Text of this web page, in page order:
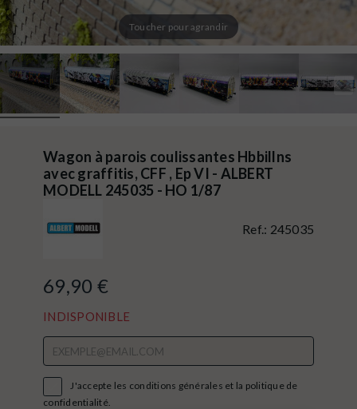
Toucher pour agrandir
Wagon à parois coulissantes Hbbillns
avec graffitis, CFF , Ep VI - ALBERT
MODELL 245035 - HO 1/87
Ref.: 245035
69,90 €
INDISPONIBLE
J'accepte les conditions générales et la politique de
confidentialité.